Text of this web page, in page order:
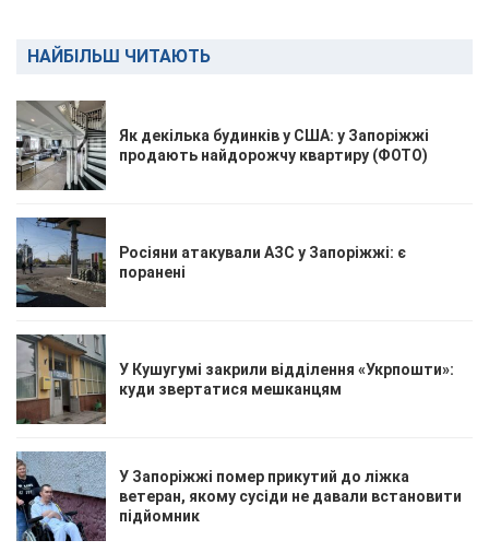
НАЙБІЛЬШ ЧИТАЮТЬ
Як декілька будинків у США: у Запоріжжі
продають найдорожчу квартиру (ФОТО)
Росіяни атакували АЗС у Запоріжжі: є
поранені
У Кушугумі закрили відділення «Укрпошти»:
куди звертатися мешканцям
У Запоріжжі помер прикутий до ліжка
ветеран, якому сусіди не давали встановити
підйомник